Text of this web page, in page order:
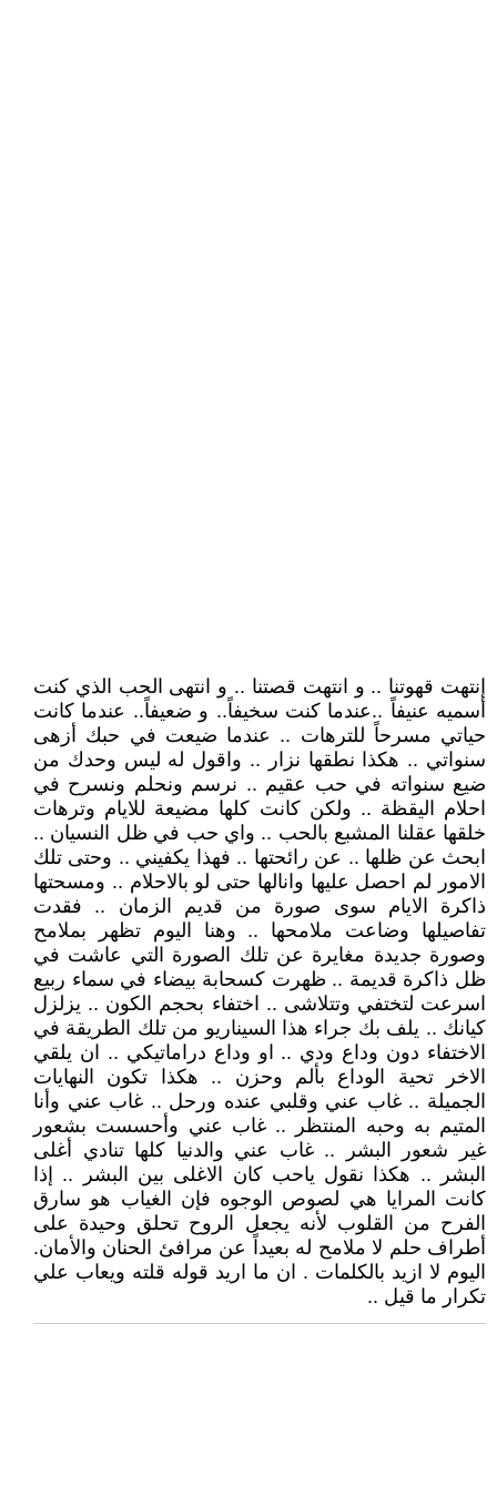
إنتهت قهوتنا .. و انتهت قصتنا .. و انتهى الحب الذي كنت
أسميه عنيفاً ..عندما كنت سخيفاً.. و ضعيفاً.. عندما كانت
حياتي مسرحاً للترهات .. عندما ضيعت في حبك أزهى
سنواتي .. هكذا نطقها نزار .. واقول له ليس وحدك من
ضيع سنواته في حب عقيم .. نرسم ونحلم ونسرح في
احلام اليقظة .. ولكن كانت كلها مضيعة للايام وترهات
خلقها عقلنا المشبع بالحب .. واي حب في ظل النسيان ..
ابحث عن ظلها .. عن رائحتها .. فهذا يكفيني .. وحتى تلك
الامور لم احصل عليها وانالها حتى لو بالاحلام .. ومسحتها
ذاكرة الايام سوى صورة من قديم الزمان .. فقدت
تفاصيلها وضاعت ملامحها .. وهنا اليوم تظهر بملامح
وصورة جديدة مغايرة عن تلك الصورة التي عاشت في
ظل ذاكرة قديمة .. ظهرت كسحابة بيضاء في سماء ربيع
اسرعت لتختفي وتتلاشى .. اختفاء بحجم الكون .. يزلزل
كيانك .. يلف بك جراء هذا السيناريو من تلك الطريقة في
الاختفاء دون وداع ودي .. او وداع دراماتيكي .. ان يلقي
الاخر تحية الوداع بألم وحزن .. هكذا تكون النهايات
الجميلة .. غاب عني وقلبي عنده ورحل .. غاب عني وأنا
المتيم به وحبه المنتظر .. غاب عني وأحسست بشعور
غير شعور البشر .. غاب عني والدنيا كلها تنادي أغلى
البشر .. هكذا نقول ياحب كان الاغلى بين البشر .. إذا
كانت المرايا هي لصوص الوجوه فإن الغياب هو سارق
الفرح من القلوب لأنه يجعل الروح تحلق وحيدة على
أطراف حلم لا ملامح له بعيداً عن مرافئ الحنان والأمان.
اليوم لا ازيد بالكلمات . ان ما اريد قوله قلته ويعاب علي
تكرار ما قيل ..